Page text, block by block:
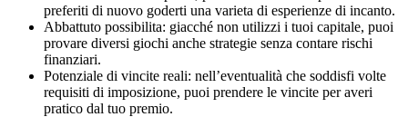
preferiti di nuovo goderti una varieta di esperienze di incanto.
Abbattuto possibilita: giacché non utilizzi i tuoi capitale, puoi
provare diversi giochi anche strategie senza contare rischi
finanziari.
Potenziale di vincite reali: nell’eventualità che soddisfi volte
requisiti di imposizione, puoi prendere le vincite per averi
pratico dal tuo premio.